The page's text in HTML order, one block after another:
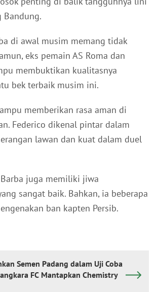
Bandung.
di awal musim memang tidak
eks pemain AS Roma dan
membuktikan kualitasnya
bek terbaik musim ini.
memberikan rasa aman di
Federico dikenal pintar dalam
lawan dan kuat dalam duel
juga memiliki jiwa
sangat baik. Bahkan, ia beberapa
ban kapten Persib.
Semen Padang dalam Uji Coba
FC Mantapkan Chemistry